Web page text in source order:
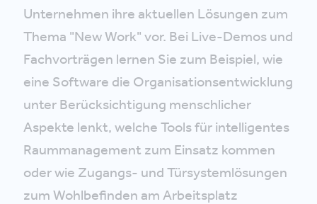
Unternehmen ihre aktuellen Lösungen zum
Thema "New Work" vor. Bei Live-Demos und
Fachvorträgen lernen Sie zum Beispiel, wie
eine Software die Organisationsentwicklung
unter Berücksichtigung menschlicher
Aspekte lenkt, welche Tools für intelligentes
Raummanagement zum Einsatz kommen
oder wie Zugangs- und Türsystemlösungen
zum Wohlbefinden am Arbeitsplatz